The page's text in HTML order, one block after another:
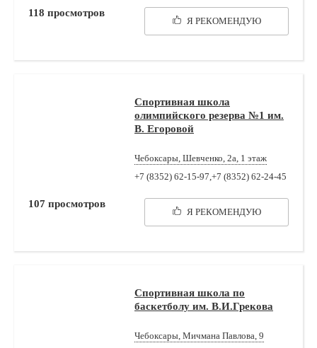
Я РЕКОМЕНДУЮ
118 просмотров
Спортивная школа
олимпийского резерва №1 им.
В. Егоровой
Чебоксары, Шевченко, 2а, 1 этаж
+7 (8352) 62-15-97,+7 (8352) 62-24-45
Я РЕКОМЕНДУЮ
107 просмотров
Спортивная школа по
баскетболу им. В.И.Грекова
Чебоксары, Мичмана Павлова, 9